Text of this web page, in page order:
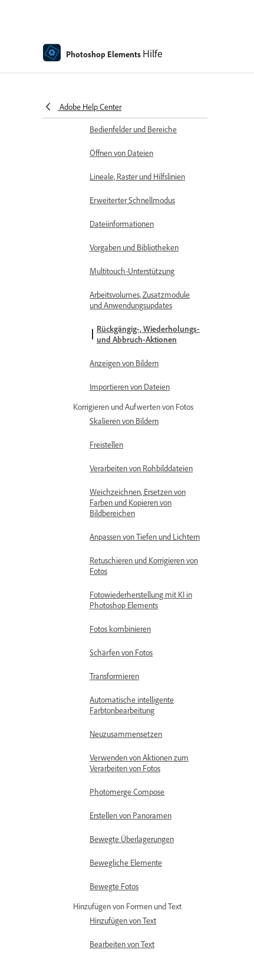
Photoshop Elements Hilfe
Adobe Help Center
Voreinstellungen
Kontextbezogene Taskleiste
Bedienfelder und Bereiche
Öffnen von Dateien
Lineale, Raster und Hilfslinien
Erweiterter Schnellmodus
Dateiinformationen
Vorgaben und Bibliotheken
Multitouch-Unterstützung
Arbeitsvolumes, Zusatzmodule
und Anwendungsupdates
Rückgängig-, Wiederholungs-
und Abbruch-Aktionen
Anzeigen von Bildern
Importieren von Dateien
Korrigieren und Aufwerten von Fotos
Skalieren von Bildern
Freistellen
Verarbeiten von Rohbilddateien
Weichzeichnen, Ersetzen von
Farben und Kopieren von
Bildbereichen
Anpassen von Tiefen und Lichtern
Retuschieren und Korrigieren von
Fotos
Fotowiederherstellung mit KI in
Photoshop Elements
Fotos kombinieren
Schärfen von Fotos
Transformieren
Automatische intelligente
Farbtonbearbeitung
Neuzusammensetzen
Verwenden von Aktionen zum
Verarbeiten von Fotos
Photomerge Compose
Erstellen von Panoramen
Bewegte Überlagerungen
Bewegliche Elemente
Bewegte Fotos
Hinzufügen von Formen und Text
Hinzufügen von Text
Bearbeiten von Text